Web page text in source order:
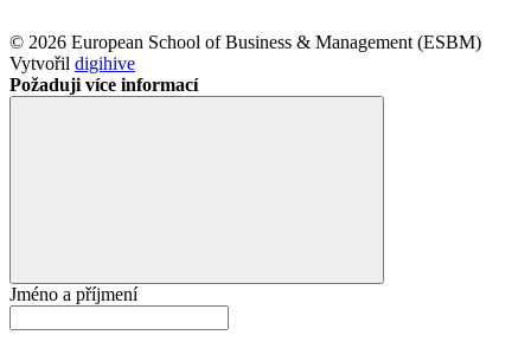
© 2026 European School of Business & Management (ESBM)
Vytvořil digihive
Požaduji více informací
Jméno a příjmení